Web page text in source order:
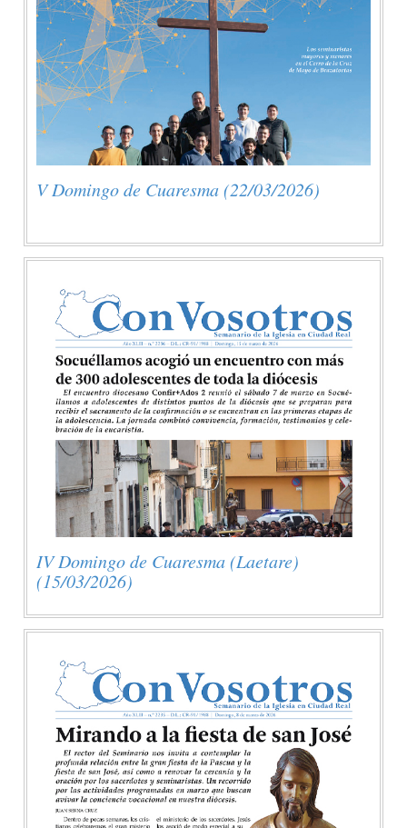
V Domingo de Cuaresma (22/03/2026)
IV Domingo de Cuaresma (Laetare)
(15/03/2026)